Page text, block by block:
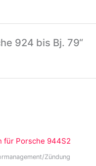
924 bis Bj. 79“
Zündung